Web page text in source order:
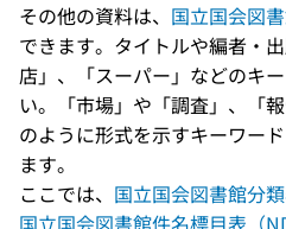
その他の資料は、 国立国会図
できます。タイトルや編者・
店」、「スーパー」などのキ
い。「市場」や「調査」、「
のように形式を示すキーワー
ます。
ここでは、 国立国会図書館分類
国立国会図書館件名標目表（